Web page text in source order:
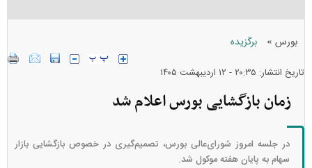
بورس » برگزیده
تاریخ انتشار: ۲۰:۳۵ - ۱۲ ارديبهشت ۱۴۰۵
زمان بازگشایی بورس اعلام شد
در جلسه امروز شورای‌عالی بورس، تصمیم‌گیری در خصوص بازگشایی بازار
سهام به پایان هفته موکول شد.